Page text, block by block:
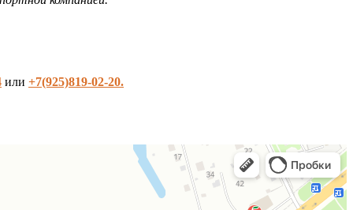
или +7(925)819-02-20.